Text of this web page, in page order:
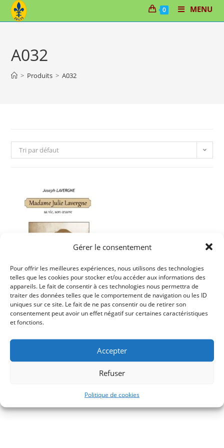
Gérer le consentement
Pour offrir les meilleures expériences, nous utilisons des technologies
telles que les cookies pour stocker et/ou accéder aux informations des
appareils. Le fait de consentir à ces technologies nous permettra de
traiter des données telles que le comportement de navigation ou les ID
uniques sur ce site. Le fait de ne pas consentir ou de retirer son
consentement peut avoir un effet négatif sur certaines caractéristiques
et fonctions.
Accepter
Refuser
Politique de cookies
Skip
0 MENU
A032
> Produits > A032
Tri par défaut
Julie Lavergne, sa vie, son